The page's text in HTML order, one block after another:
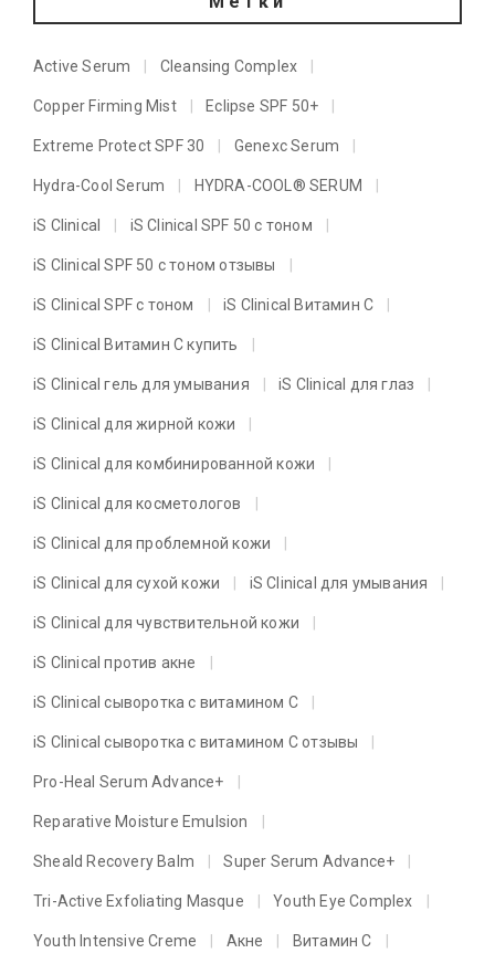
Active Serum Cleansing Complex
Copper Firming Mist Eclipse SPF 50+
Extreme Protect SPF 30 Genexc Serum
Hydra-Cool Serum HYDRA-COOL® SERUM
iS Clinical iS Clinical SPF 50 с тоном
iS Clinical SPF 50 с тоном отзывы
iS Clinical SPF с тоном iS Clinical Витамин C
iS Clinical Витамин C купить
iS Clinical гель для умывания iS Clinical для глаз
iS Clinical для жирной кожи
iS Clinical для комбинированной кожи
iS Clinical для косметологов
iS Clinical для проблемной кожи
iS Clinical для сухой кожи iS Clinical для умывания
iS Clinical для чувствительной кожи
iS Clinical против акне
iS Clinical сыворотка с витамином C
iS Clinical сыворотка с витамином C отзывы
Pro-Heal Serum Advance+
Reparative Moisture Emulsion
Sheald Recovery Balm Super Serum Advance+
Tri-Active Exfoliating Masque Youth Eye Complex
Youth Intensive Creme Акне Витамин C